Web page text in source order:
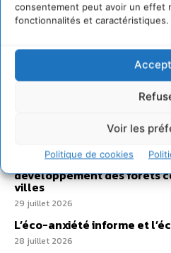
consentement peut avoir un effet
fonctionnalités et caractéristiques.
Voir les
Politique de cookies
Sur
Comment le sol français a
hydrique et déréglé tout le
non humaines avec les
Un kit citoyen pour lever
développement des forêts
villes
29 juillet 2026
L’éco-anxiété informe et
28 juillet 2026